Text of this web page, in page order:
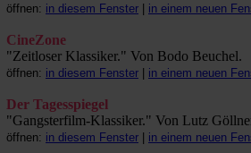
öffnen: in diesem Fenster in einem neuen
CineZone
"Zeitloser Klassiker." Von Bodo Beuchel.
öffnen: in diesem Fenster in einem neuen
Der Tagesspiegel
"Gangsterfilm-Klassiker." Von Lutz
öffnen: in diesem Fenster in einem neuen